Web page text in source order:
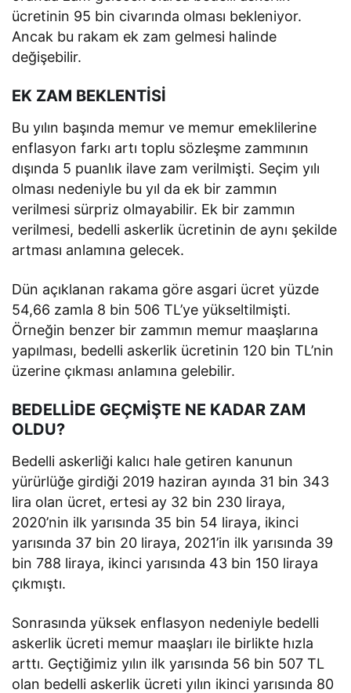
ücretinin 95 bin civarında olması bekleniyor.
Ancak bu rakam ek zam gelmesi halinde
değişebilir.
EK ZAM BEKLENTİSİ
Bu yılın başında memur ve memur emeklilerine
enflasyon farkı artı toplu sözleşme zammının
dışında 5 puanlık ilave zam verilmişti. Seçim yılı
olması nedeniyle bu yıl da ek bir zammın
verilmesi sürpriz olmayabilir. Ek bir zammın
verilmesi, bedelli askerlik ücretinin de aynı şekilde
artması anlamına gelecek.
Dün açıklanan rakama göre asgari ücret yüzde
54,66 zamla 8 bin 506 TL’ye yükseltilmişti.
Örneğin benzer bir zammın memur maaşlarına
yapılması, bedelli askerlik ücretinin 120 bin TL’nin
üzerine çıkması anlamına gelebilir.
BEDELLİDE GEÇMİŞTE NE KADAR ZAM
OLDU?
Bedelli askerliği kalıcı hale getiren kanunun
yürürlüğe girdiği 2019 haziran ayında 31 bin 343
lira olan ücret, ertesi ay 32 bin 230 liraya,
2020’nin ilk yarısında 35 bin 54 liraya, ikinci
yarısında 37 bin 20 liraya, 2021’in ilk yarısında 39
bin 788 liraya, ikinci yarısında 43 bin 150 liraya
çıkmıştı.
Sonrasında yüksek enflasyon nedeniyle bedelli
askerlik ücreti memur maaşları ile birlikte hızla
arttı. Geçtiğimiz yılın ilk yarısında 56 bin 507 TL
olan bedelli askerlik ücreti yılın ikinci yarısında 80